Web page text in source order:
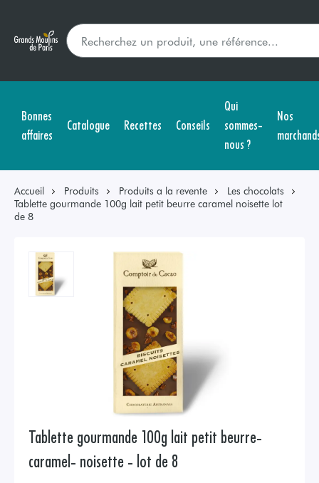
Bonnes
affaires
Catalogue Recettes Conseils
Qui
sommes-
nous ?
Nos
Accueil Produits Produits a la revente
Les chocolats
Tablette gourmande 100g lait petit beurre caramel noisette lot
de 8
Tablette gourmande 100g lait petit beurre-
caramel- noisette - lot de 8